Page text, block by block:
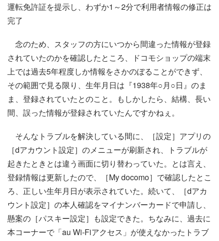
運転免許証を提示し、わずか1～2分で利用者情報の修正は
完了
念のため、スタッフの方にいつから間違った情報が登録
されていたのかを確認したところ、ドコモショップの端末
上では過去5年程度しか情報をさかのぼることができず、
その範囲で見る限り、生年月日は『1938年○月○日』のま
ま、登録されていたとのこと。もしかしたら、結構、長い
間、誤った情報が登録されていたんですかねぇ。
そんなトラブルを解決している間に、［設定］アプリの
［dアカウント設定］のメニューが刷新され、トラブルが
起きたときとは違う画面に切り替わっていた。とは言え、
登録情報は更新したので、［My docomo］で確認したとこ
ろ、正しい生年月日が表示されていた。続いて、［dアカ
ウント設定］の本人確認をマイナンバーカードで申請し、
懸案の［パスキー設定］も設定できた。ちなみに、過去に
本コーナーで「au Wi-Fiアクセス」が使えなかったトラブ